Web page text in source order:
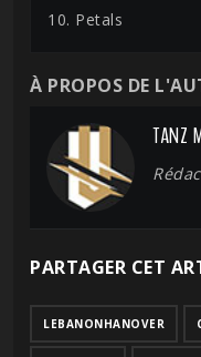
10. Petals
À PROPOS DE
TANZ
PARTAGER CET
LEBANONHANOVER